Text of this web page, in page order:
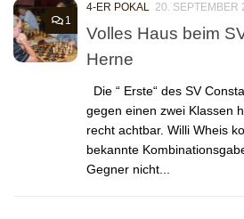
1
4-ER POKAL 20. SEPTEMBER
Volles Haus beim
Herne
Die “ Erste“ des SV
gegen einen zwei Klassen
recht achtbar. Willi Wheis
bekannte
Gegner nicht...